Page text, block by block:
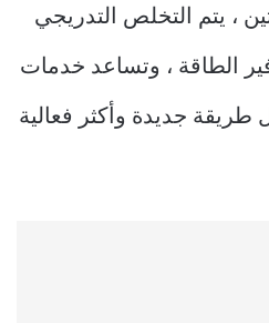
، يتم التخلص التدريجي
الطاقة ، وتساعد خدمات
طريقة جديدة وأكثر فعالية